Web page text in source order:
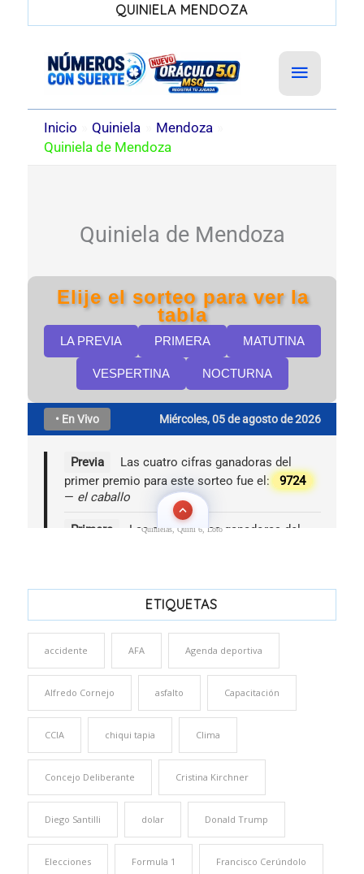
QUINIELA MENDOZA
Quinielas, Quini 6, Loto
ETIQUETAS
accidente AFA Agenda deportiva
Alfredo Cornejo asfalto Capacitación
CCIA chiqui tapia Clima
Concejo Deliberante Cristina Kirchner
Diego Santilli dolar Donald Trump
Elecciones Formula 1 Francisco Cerúndolo